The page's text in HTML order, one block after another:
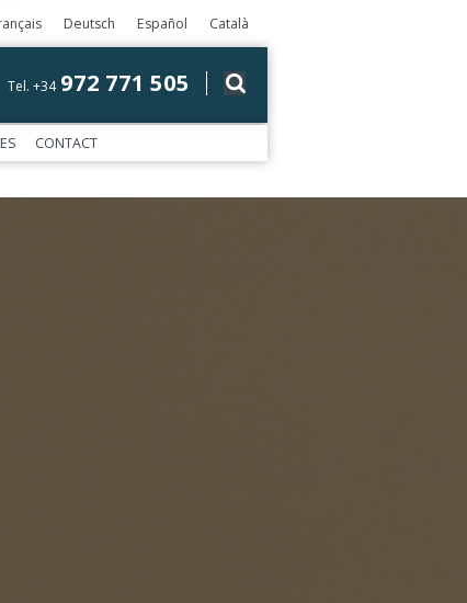
Deutsch Español Català
Tel. +34 972 771 505
CONTACT